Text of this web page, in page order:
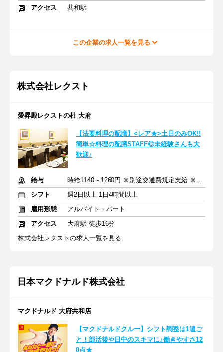
アクセス
共和駅
この企業の求人一覧を見る
株式会社レクスト
愛昇殿レクストの杜 大府
【法要料理の配膳】<レア★>土日のみOK!!
簡単☆料理の配膳STAFF◎未経験さんも大
歓迎♪
給与
時給1140～1260円 ※別途交通費規定支給 ※土日祝は時給10%UP
シフト
週2日以上 1日4時間以上
雇用形態
アルバイト・パート
アクセス
大府駅 徒歩16分
株式会社レクストの求人一覧を見る
日本マクドナルド株式会社
マクドナルド 大府共和店
【マクドナルドクルー】シフト調整は1週ご
と！部活後や日中のスキマに♪働きやすさ12
0点★